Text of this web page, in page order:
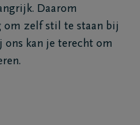
Daarom
om zelf stil te staan bij
kan je terecht om